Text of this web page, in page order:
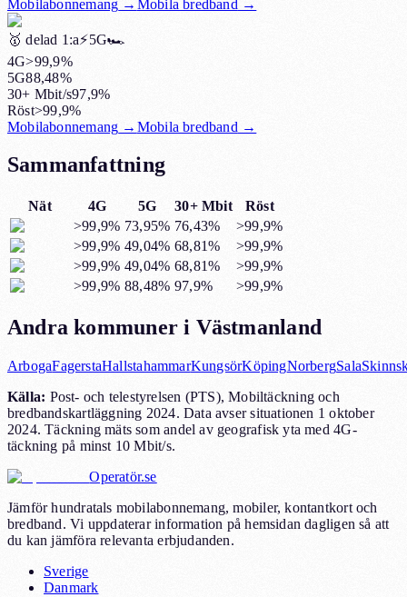
Mobilabonnemang → Mobila bredband →
🥇 delad 1:a⚡️5G🏎️
4G>99,9%
5G88,48%
30+ Mbit/s97,9%
Röst>99,9%
Mobilabonnemang → Mobila bredband →
Sammanfattning
Nät 4G 5G 30+ Mbit
Röst
>99,9% 73,95% 76,43%
>99,9%
>99,9% 49,04% 68,81%
>99,9%
>99,9% 49,04% 68,81%
>99,9%
>99,9% 88,48% 97,9% >99,9%
Andra kommuner i Västmanland
ArbogaFagerstaHallstahammarKungsörKöpingNorbergSala
Källa: Post- och telestyrelsen (PTS), Mobiltäckning och
bredbandskartläggning 2024. Data avser situationen 1 oktober
2024. Täckning mäts som andel av geografisk yta med 4G-
täckning på minst 10 Mbit/s.
Operatör.se
Jämför hundratals mobilabonnemang, mobiler, kontantkort och
bredband. Vi uppdaterar information på hemsidan dagligen så att
du kan jämföra relevanta erbjudanden.
Sverige
Danmark